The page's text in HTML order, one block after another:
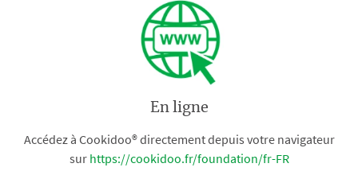
En ligne
Accédez à Cookidoo® directement depuis votre navigateur
sur https://cookidoo.fr/foundation/fr-FR